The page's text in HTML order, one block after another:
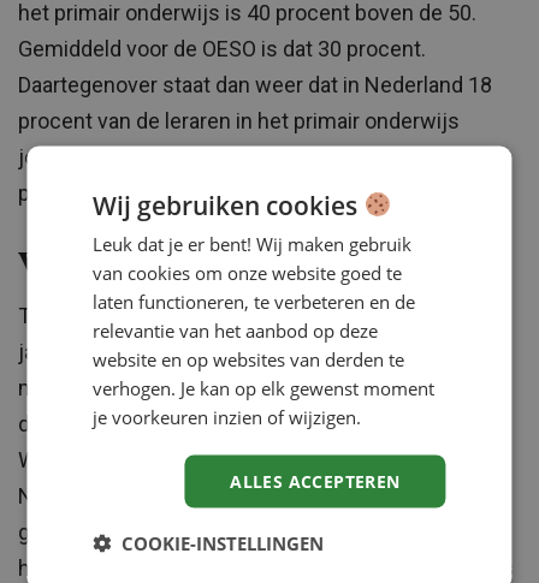
het primair onderwijs is 40 procent boven de 50.
Gemiddeld voor de OESO is dat 30 procent.
Daartegenover staat dan weer dat in Nederland 18
procent van de leraren in het primair onderwijs
jonger is dan 30. Voor de gehele OESO is dat 13
procent.
Vrouwen met hoger onderwijs
Tegen de helft van de vrouwen tussen de 25 en 34
jaar heeft hoger onderwijs gehad. Dat is 3 procent
meer dan het OESO-gemiddelde en 9 procent meer
dan het percentage mannen met hoger onderwijs.
Wel blijft het inkomen van deze vrouwen ook in
Nederland nog steeds onder de maat. Zij verdienen
gemiddeld 83 procent van wat mannen met
hetzelfde opleidingsniveau verdienen. Dit verschil is
Wij gebruiken cookies
Leuk dat je er bent! Wij maken gebruik
van cookies om onze website goed te
laten functioneren, te verbeteren en de
relevantie van het aanbod op deze
website en op websites van derden te
verhogen. Je kan op elk gewenst moment
je voorkeuren inzien of wijzigen.
ALLES ACCEPTEREN
COOKIE-INSTELLINGEN